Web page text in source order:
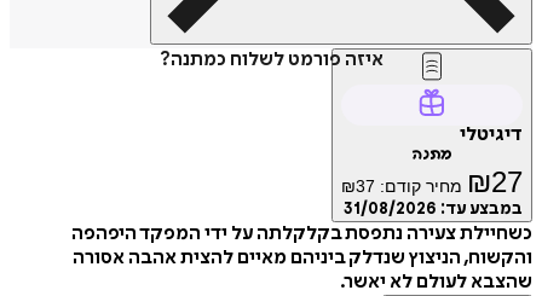
איזה פורמט לשלוח כמתנה?
דיגיטלי
מתנה
₪27 מחיר קודם: ₪37
במבצע עד: 31/08/2026
כשחיילת צעירה נתפסת בקלקלתה על ידי המפקד היפהפה
והקשוח, הניצוץ שנדלק ביניהם מאיים להצית אהבה אסורה
שהצבא לעולם לא יאשר.